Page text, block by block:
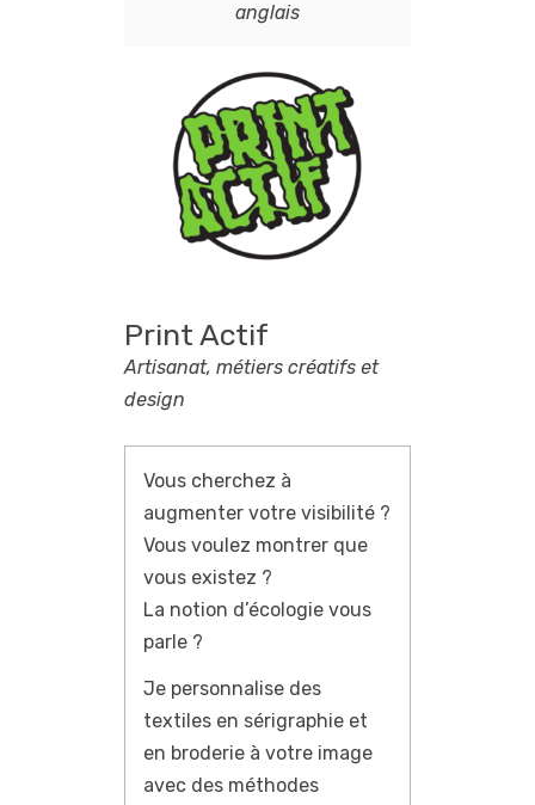
anglais
Print Actif
Artisanat, métiers créatifs et
design
Vous cherchez à
augmenter votre visibilité ?
Vous voulez montrer que
vous existez ?
La notion d’écologie vous
parle ?
Je personnalise des
textiles en sérigraphie et
en broderie à votre image
avec des méthodes